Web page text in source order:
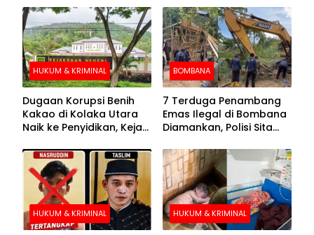
HUKUM & KRIMINAL
Dugaan Korupsi Benih
Kakao di Kolaka Utara
Naik ke Penyidikan, Kejari
BOMBANA
7 Terduga Penambang
Emas Ilegal di Bombana
Diamankan, Polisi Sita
Crusher
HUKUM & KRIMINAL HUKUM & KRIMINAL